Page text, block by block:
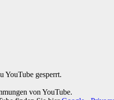
YouTube gesperrt.
von YouTube.